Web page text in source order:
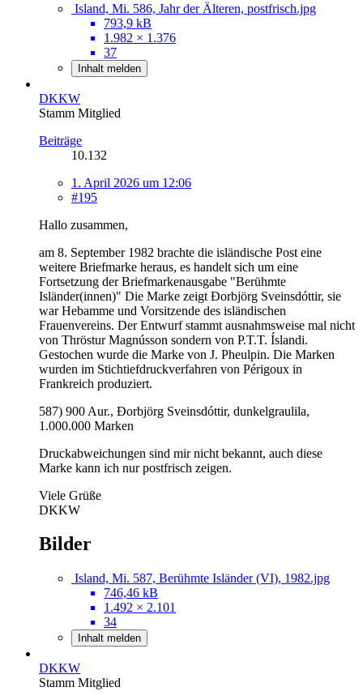
Island, Mi. 586, Jahr der Älteren, postfrisch.jpg
793,9 kB
1.982 × 1.376
37
Inhalt melden
DKKW
Stamm Mitglied
Beiträge
10.132
1. April 2026 um 12:06
#195
Hallo zusammen,
am 8. September 1982 brachte die isländische Post eine
weitere Briefmarke heraus, es handelt sich um eine
Fortsetzung der Briefmarkenausgabe "Berühmte
Isländer(innen)" Die Marke zeigt Ðorbjörg Sveinsdóttir, sie
war Hebamme und Vorsitzende des isländischen
Frauenvereins. Der Entwurf stammt ausnahmsweise mal nicht
von Thröstur Magnússon sondern von P.T.T. Íslandi.
Gestochen wurde die Marke von J. Pheulpin. Die Marken
wurden im Stichtiefdruckverfahren von Périgoux in
Frankreich produziert.
587) 900 Aur., Ðorbjörg Sveinsdóttir, dunkelgraulila,
1.000.000 Marken
Druckabweichungen sind mir nicht bekannt, auch diese
Marke kann ich nur postfrisch zeigen.
Viele Grüße
DKKW
Bilder
Island, Mi. 587, Berühmte Isländer (VI), 1982.jpg
746,46 kB
1.492 × 2.101
34
Inhalt melden
DKKW
Stamm Mitglied